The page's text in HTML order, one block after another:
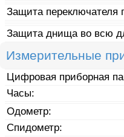
Защита переключателя
Защита днища во всю
Измерительные
Цифровая приборная
Часы:
Одометр:
Спидометр: